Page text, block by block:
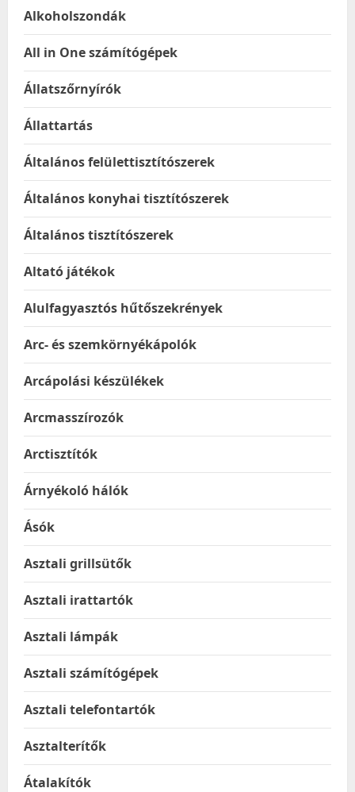
Alkoholszondák
All in One számítógépek
Állatszőrnyírók
Állattartás
Általános felülettisztítószerek
Általános konyhai tisztítószerek
Általános tisztítószerek
Altató játékok
Alulfagyasztós hűtőszekrények
Arc- és szemkörnyékápolók
Arcápolási készülékek
Arcmasszírozók
Arctisztítók
Árnyékoló hálók
Ásók
Asztali grillsütők
Asztali irattartók
Asztali lámpák
Asztali számítógépek
Asztali telefontartók
Asztalterítők
Átalakítók